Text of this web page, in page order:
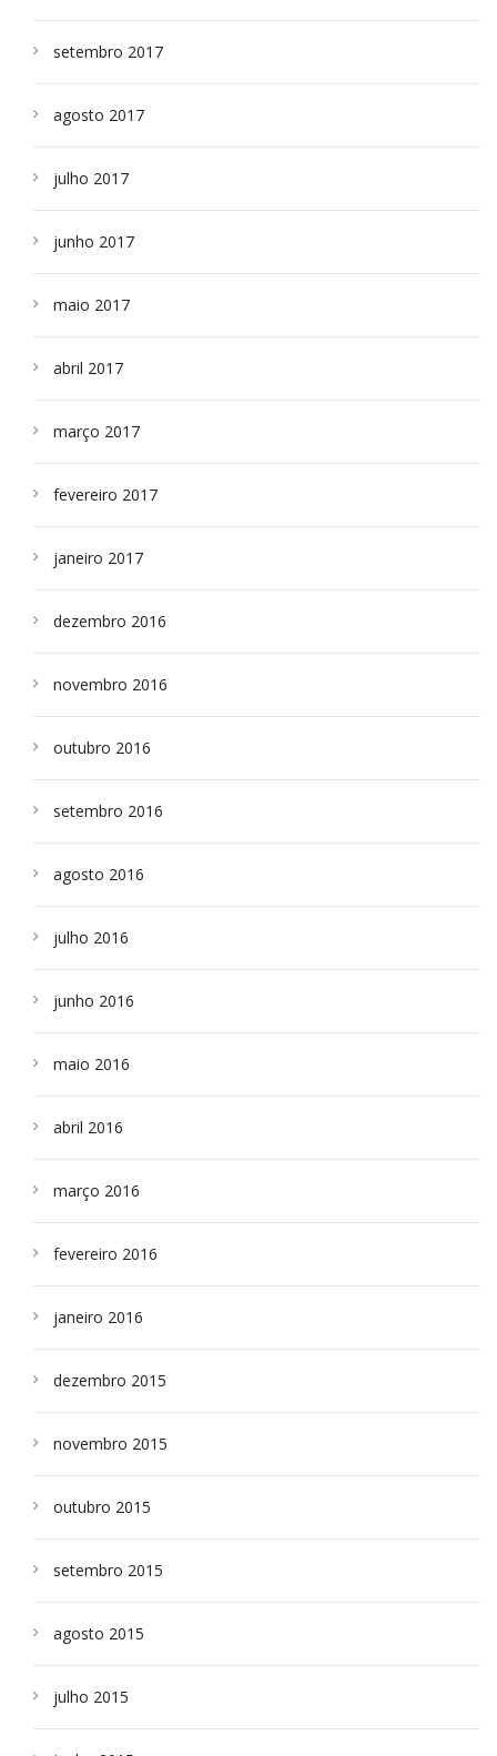
setembro 2017
agosto 2017
julho 2017
junho 2017
maio 2017
abril 2017
março 2017
fevereiro 2017
janeiro 2017
dezembro 2016
novembro 2016
outubro 2016
setembro 2016
agosto 2016
julho 2016
junho 2016
maio 2016
abril 2016
março 2016
fevereiro 2016
janeiro 2016
dezembro 2015
novembro 2015
outubro 2015
setembro 2015
agosto 2015
julho 2015